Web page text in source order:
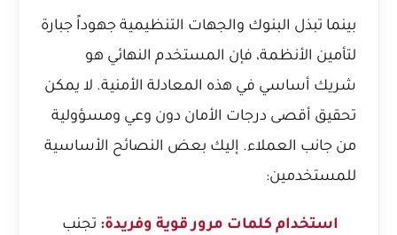
بينما تبذل البنوك والجهات التنظيمية جهوداً جبارة
لتأمين الأنظمة، فإن المستخدم النهائي هو
شريك أساسي في هذه المعادلة الأمنية. لا يمكن
تحقيق أقصى درجات الأمان دون وعي ومسؤولية
من جانب العملاء. إليك بعض النصائح الأساسية
للمستخدمين:
استخدام كلمات مرور قوية وفريدة: تجنب